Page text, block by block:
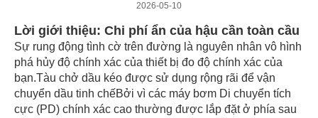
2026-05-10
Lời giới thiệu: Chi phí ẩn của hậu cần toàn cầu
Sự rung động tình cờ trên đường là nguyên nhân vô hình
phá hủy độ chính xác của thiết bị đo độ chính xác của
bạn.Tàu chở dầu kéo được sử dụng rộng rãi để vận
chuyển dầu tinh chếBởi vì các máy bơm Di chuyển tích
cực (PD) chính xác cao thường được lắp đặt ở phía sau